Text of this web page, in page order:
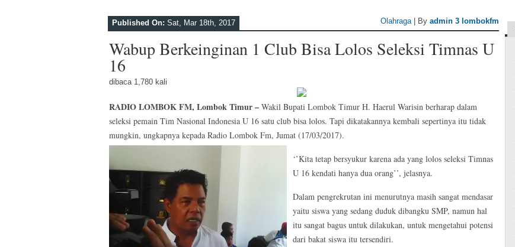
Published On: Sat, Mar 18th, 2017 Olahraga| By admin 3 lombokfm
Wabup Berkeinginan 1 Club Bisa Lolos Seleksi Timnas U
16
dibaca 1,780 kali
RADIO LOMBOK FM, Lombok Timur – Wakil Bupati Lombok Timur H. Haerul Warisin berharap dalam
seleksi pemain Tim Nasional Indonesia U 16 satu club bisa lolos. Tapi dikatakannya kembali sepertinya itu tidak
mungkin, ungkapnya kepada Radio Lombok Fm, Jumat (17/03/2017).
‘’Kita tetap bersyukur karena ada yang lolos seleksi Timnas
U 16 kendati hanya dua orang’’, jelasnya.
Dalam pengrekrutan ini menurutnya masih sangat mendasar
yaitu siswa yang sedang duduk dibangku SMP, namun hal
itu sangat bagus untuk dilakukan, untuk mengetahui potensi
dari bakat siswa itu tersendiri.